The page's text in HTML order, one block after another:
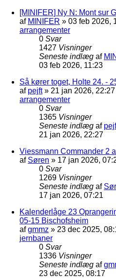
[MINIFER] Ny N: Mont sur
af MINIFER » 03 feb 2026,
arrangementer
0 Svar
1427 Visninger
Seneste indlæg af
03 feb 2026, 11:23
Så kører toget, Holte 24. -
af pejft» 21 jan 2026, 22:27
arrangementer
0 Svar
1365 Visninger
Seneste indlæg af
21 jan 2026, 22:27
Viessmann Commander 2
af Søren » 17 jan 2026,
0 Svar
1269 Visninger
Seneste indlæg af
17 jan 2026, 07:21
Kalenderlåge 23
05-15 Bischofsheim
afgmmz » 23 dec 2025,
jernbaner
0 Svar
1336 Visninger
Seneste indlæg af
23 dec 2025, 08:17